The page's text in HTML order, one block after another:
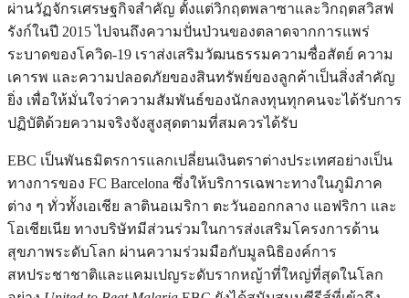
ผ่านวัฏจักรเศรษฐกิจสำคัญ ตั้งแต่วิกฤตพลาซาและวิกฤตสวิสฟ
รังก์ในปี 2015 ไปจนถึงความปั่นป่วนของตลาดจากการแพร่
ระบาดของโควิด-19 เราส่งเสริมวัฒนธรรมความซื่อสัตย์ ความ
เคารพ และความปลอดภัยของสินทรัพย์ของลูกค้าเป็นสิ่งสำคัญ
ยิ่ง เพื่อให้มั่นใจว่าความสัมพันธ์ของนักลงทุนทุกคนจะได้รับการ
ปฏิบัติด้วยความจริงจังสูงสุดตามที่สมควรได้รับ
EBC เป็นพันธมิตรการแลกเปลี่ยนเงินตราต่างประเทศอย่างเป็น
ทางการของ FC Barcelona ซึ่งให้บริการเฉพาะทางในภูมิภาค
ต่าง ๆ ทั่วทั้งเอเชีย ลาตินอเมริกา ตะวันออกกลาง แอฟริกา และ
โอเชียเนีย ทางบริษัทมีส่วนร่วมในการส่งเสริมโครงการด้าน
สุขภาพระดับโลก ผ่านความร่วมมือกับมูลนิธิองค์การ
สหประชาชาติและแคมเปญระดับรากหญ้าที่ใหญ่ที่สุดในโลก